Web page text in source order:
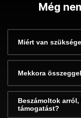
Még
Miért van
Mekkora
Beszámoltok
támogatást?